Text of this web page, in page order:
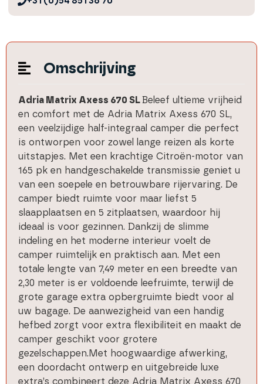
Omschrijving
Adria Matrix Axess 670 SLBeleef ultieme vrijheid
en comfort met de Adria Matrix Axess 670 SL,
een veelzijdige half-integraal camper die perfect
is ontworpen voor zowel lange reizen als korte
uitstapjes. Met een krachtige Citroën-motor van
165 pk en handgeschakelde transmissie geniet u
van een soepele en betrouwbare rijervaring. De
camper biedt ruimte voor maar liefst 5
slaapplaatsen en 5 zitplaatsen, waardoor hij
ideaal is voor gezinnen. Dankzij de slimme
indeling en het moderne interieur voelt de
camper ruimtelijk en praktisch aan. Met een
totale lengte van 7,49 meter en een breedte van
2,30 meter is er voldoende leefruimte, terwijl de
grote garage extra opbergruimte biedt voor al
uw bagage. De aanwezigheid van een handig
hefbed zorgt voor extra flexibiliteit en maakt de
camper geschikt voor grotere
gezelschappen. Met hoogwaardige afwerking,
een doordacht ontwerp en uitgebreide luxe
extra’s combineert deze Adria Matrix Axess 670